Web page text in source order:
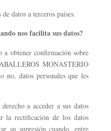
datos a terceros países.
nos facilita sus datos?
a obtener confirmación sobre
MONASTERIO
no, datos personales que les
a acceder a sus datos
la rectificación de los datos
su supresión cuando, entre